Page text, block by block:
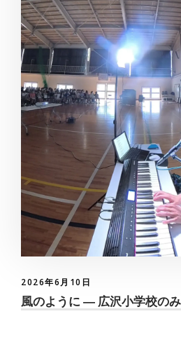
2026年6月10日
風のように ― 広沢小学校の